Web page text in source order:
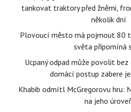
tankovat traktory před žněmi,
několik dní
Plovoucí město má pojmout 80
světa připomíná
Ucpaný odpad může povolit bez
domácí postup zabere
Khabib odmítl McGregorovu hru:
na jeho